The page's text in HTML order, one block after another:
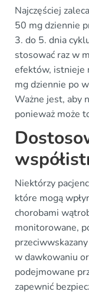
Najczęściej
50 mg dziennie
3. do 5. dnia
stosować raz w
efektów, istnieje
mg dziennie po
Ważne jest, aby
ponieważ może
Niektórzy
które mogą
chorobami
monitorowane,
w dawkowaniu
podejmowane
zapewnić